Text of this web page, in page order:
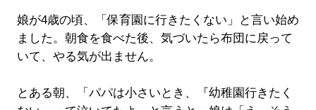
娘が4歳の頃、「保育園に行きたくない」と言い始め
ました。朝食を食べた後、気づいたら布団に戻って
いて、やる気が出ません。
とある朝、「パパは小さいとき、『幼稚園行きたく